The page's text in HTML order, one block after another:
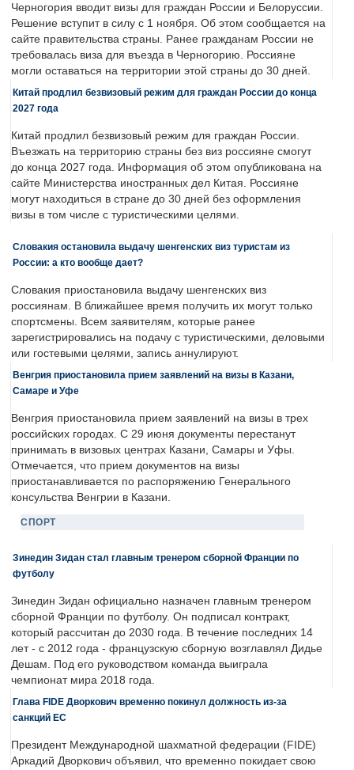
Черногория вводит визы для граждан России и Белоруссии.
Решение вступит в силу с 1 ноября. Об этом сообщается на
сайте правительства страны. Ранее гражданам России не
требовалась виза для въезда в Черногорию. Россияне
могли оставаться на территории этой страны до 30 дней.
Китай продлил безвизовый режим для граждан России до конца
2027 года
Китай продлил безвизовый режим для граждан России.
Въезжать на территорию страны без виз россияне смогут
до конца 2027 года. Информация об этом опубликована на
сайте Министерства иностранных дел Китая. Россияне
могут находиться в стране до 30 дней без оформления
визы в том числе с туристическими целями.
Словакия остановила выдачу шенгенских виз туристам из
России: а кто вообще дает?
Словакия приостановила выдачу шенгенских виз
россиянам. В ближайшее время получить их могут только
спортсмены. Всем заявителям, которые ранее
зарегистрировались на подачу с туристическими, деловыми
или гостевыми целями, запись аннулируют.
Венгрия приостановила прием заявлений на визы в Казани,
Самаре и Уфе
Венгрия приостановила прием заявлений на визы в трех
российских городах. С 29 июня документы перестанут
принимать в визовых центрах Казани, Самары и Уфы.
Отмечается, что прием документов на визы
приостанавливается по распоряжению Генерального
консульства Венгрии в Казани.
СПОРТ
Зинедин Зидан стал главным тренером сборной Франции по
футболу
Зинедин Зидан официально назначен главным тренером
сборной Франции по футболу. Он подписал контракт,
который рассчитан до 2030 года. В течение последних 14
лет - с 2012 года - французскую сборную возглавлял Дидье
Дешам. Под его руководством команда выиграла
чемпионат мира 2018 года.
Глава FIDE Дворкович временно покинул должность из-за
санкций ЕС
Президент Международной шахматной федерации (FIDE)
Аркадий Дворкович объявил, что временно покидает свою